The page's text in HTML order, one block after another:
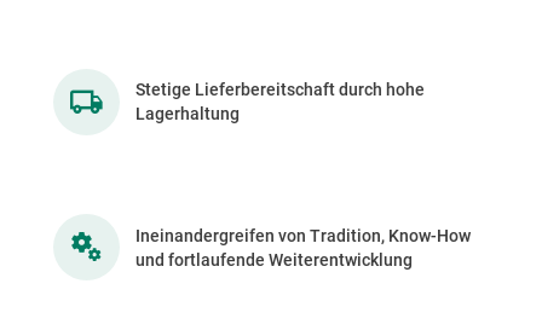
Stetige Lieferbereitschaft durch hohe
Lagerhaltung
Ineinandergreifen von Tradition, Know-How
und fortlaufende Weiterentwicklung